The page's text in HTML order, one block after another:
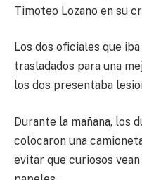
Timoteo Lozano en su
Los dos oficiales que
trasladados para una
los dos presentaba
Durante la mañana, los
colocaron una
evitar que curiosos